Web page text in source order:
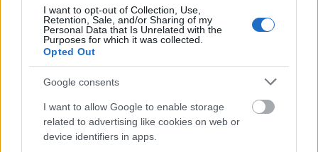
I want to opt-out of Collection, Use,
Retention, Sale, and/or Sharing of my
Personal Data that Is Unrelated with the
Purposes for which it was collected.
Opted Out
Google consents
I want to allow Google to enable storage
related to advertising like cookies on web or
device identifiers in apps.